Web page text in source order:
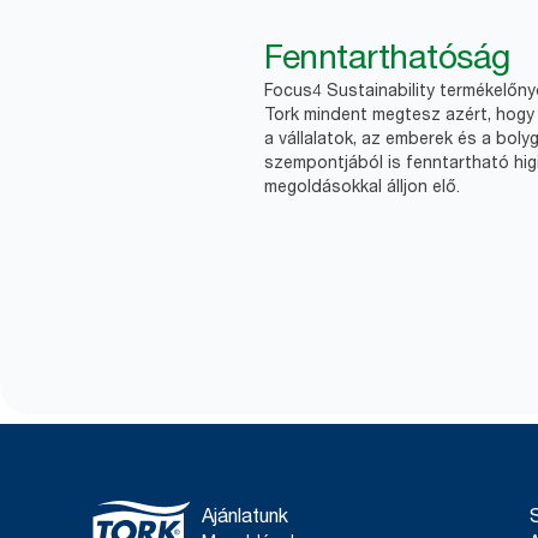
Fenntarthatóság
Focus4 Sustainability
Tork mindent megtesz azért, hogy
a vállalatok, az emberek és a
szempontjából is fenntartható
megoldásokkal álljon elő.
Ajánlatunk